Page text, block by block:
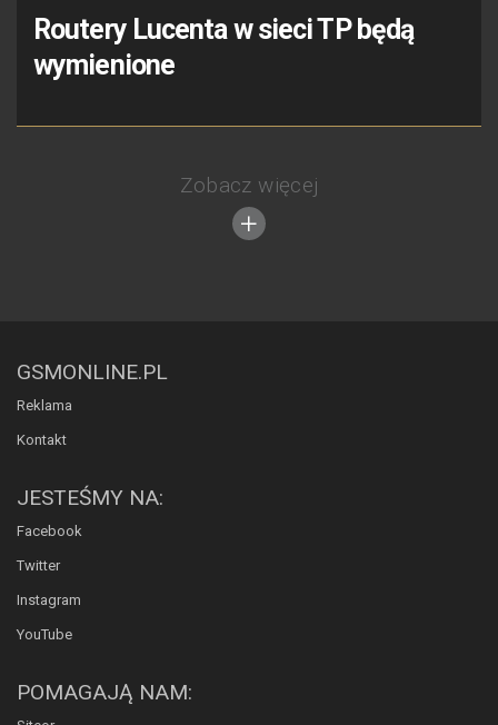
Routery Lucenta w sieci TP będą
wymienione
Zobacz więcej
GSMONLINE.PL
Reklama
Kontakt
JESTEŚMY NA:
Facebook
Twitter
Instagram
YouTube
POMAGAJĄ NAM: